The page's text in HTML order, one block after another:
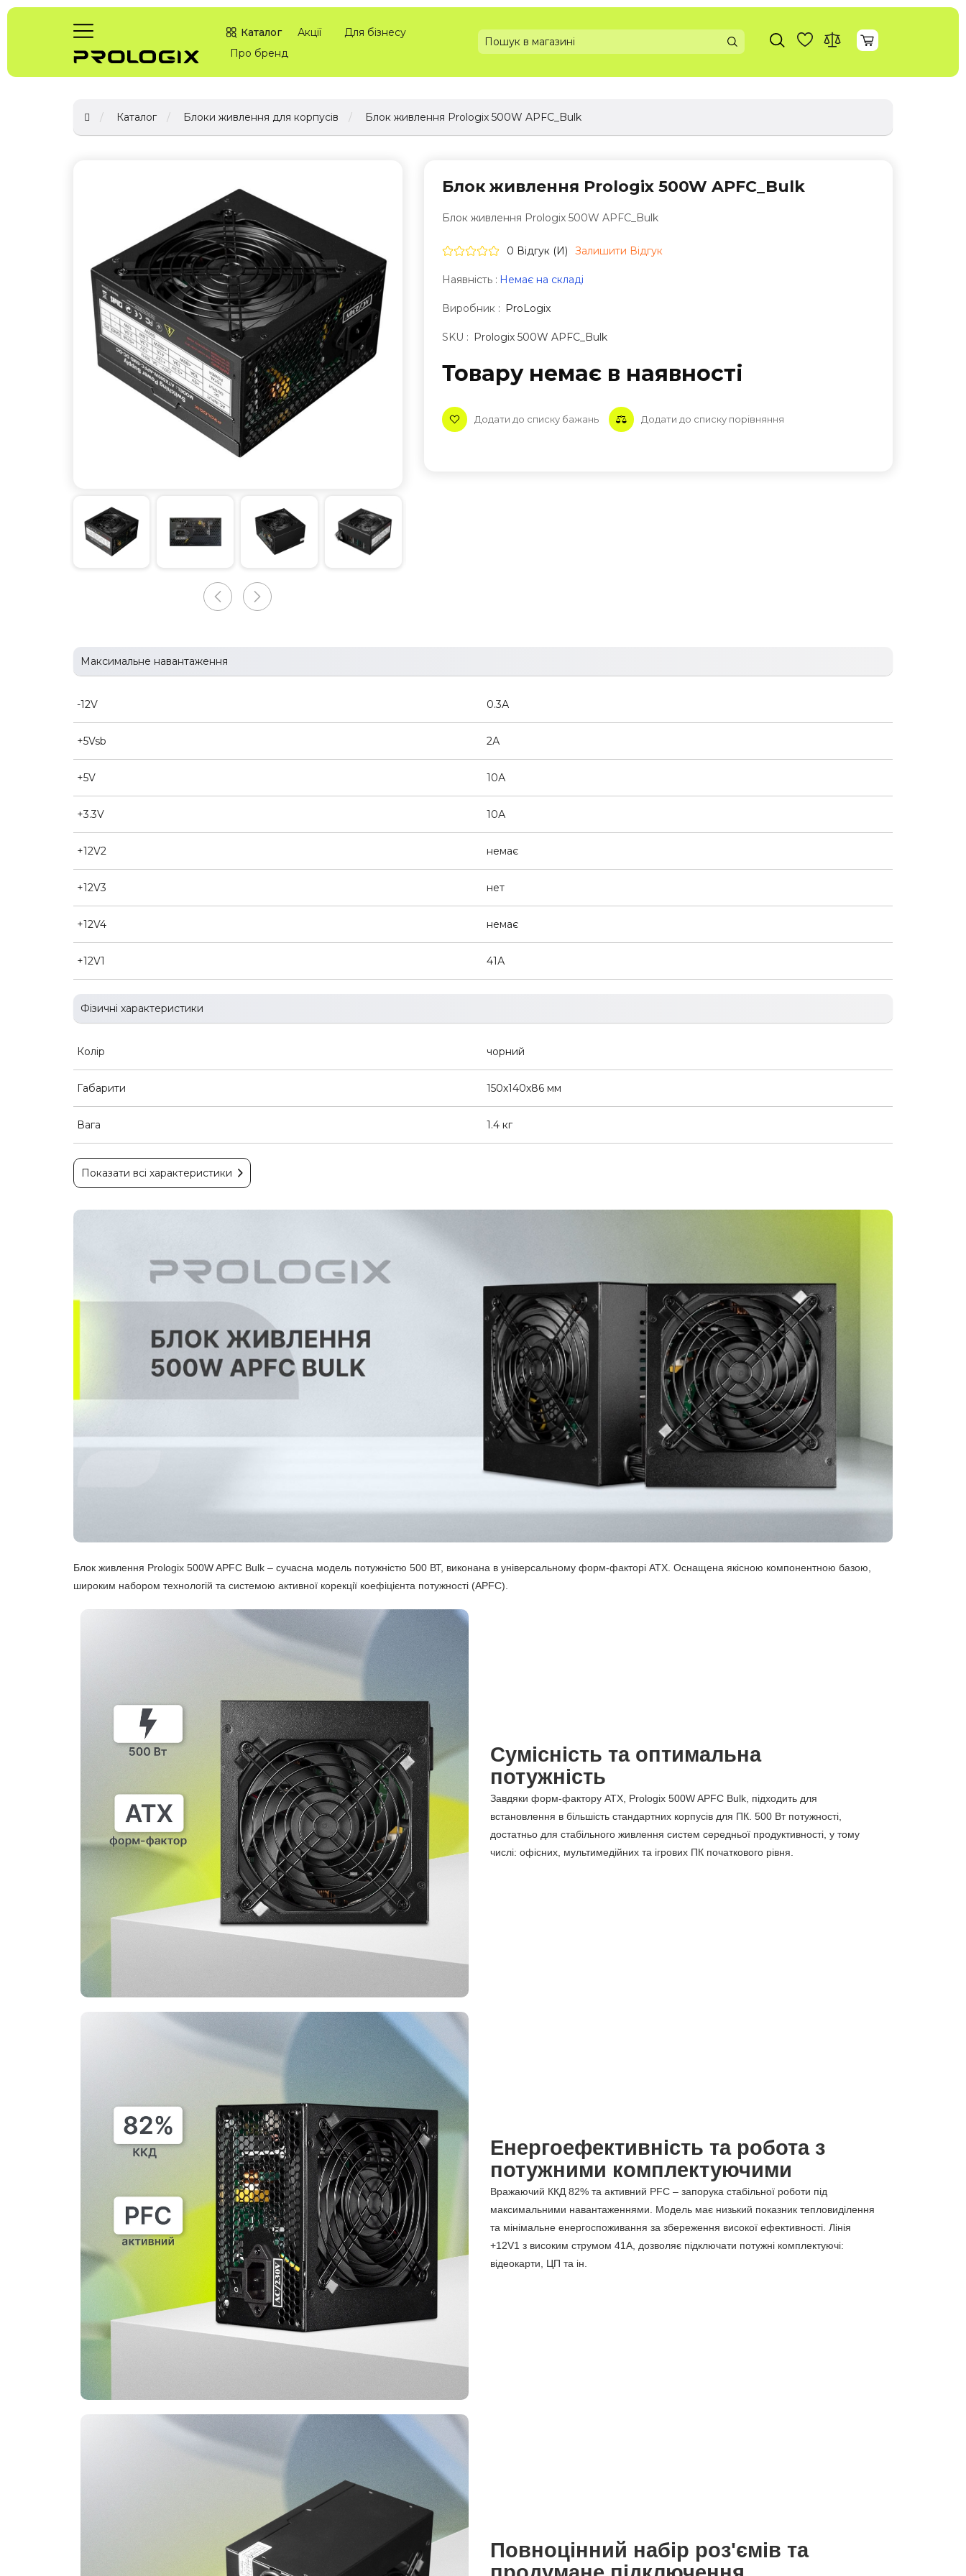
Каталог Акції
Для бізнесу
Про бренд
Каталог Блоки живлення для корпусів Блок живлення Prologix 500W APFC_Bulk
Блок живлення Prologix 500W APFC_Bulk
Блок живлення Prologix 500W APFC_Bulk
0 Відгук (и) Залишити Вiдгук
Наявність : Немає на складі
Виробник : ProLogix
SKU : Prologix 500W APFC_Bulk
Товару немає в наявностi
Додати до списку бажань Додати до списку порівняння
Максимальне навантаження
-12V 0.3А
+5Vsb 2А
+5V 10А
+3.3V 10А
+12V2 немає
+12V3 нет
+12V4 немає
+12V1 41А
Фізичні характеристики
Колір чорний
Габарити 150х140х86 мм
Вага 1.4 кг
Показати всі характеристики
Блок живлення Prologix 500W APFC Bulk – сучасна модель потужністю 500 ВТ, виконана в універсальному форм-факторі ATX. Оснащена якісною компонентною базою,
широким набором технологій та системою активної корекції коефіцієнта потужності (APFC).
Сумісність та оптимальна
потужність
Завдяки форм-фактору ATX, Prologix 500W APFC Bulk, підходить для
встановлення в більшість стандартних корпусів для ПК. 500 Вт потужності,
достатньо для стабільного живлення систем середньої продуктивності, у тому
числі: офісних, мультимедійних та ігрових ПК початкового рівня.
Енергоефективність та робота з
потужними комплектуючими
Вражаючий ККД 82% та активний PFC – запорука стабільної роботи під
максимальними навантаженнями. Модель має низький показник тепловиділення
та мінімальне енергоспоживання за збереження високої ефективності. Лінія
+12V1 з високим струмом 41А, дозволяє підключати потужні комплектуючі:
відеокарти, ЦП та ін.
Повноцінний набір роз'ємів та